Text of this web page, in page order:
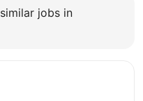
jobs in